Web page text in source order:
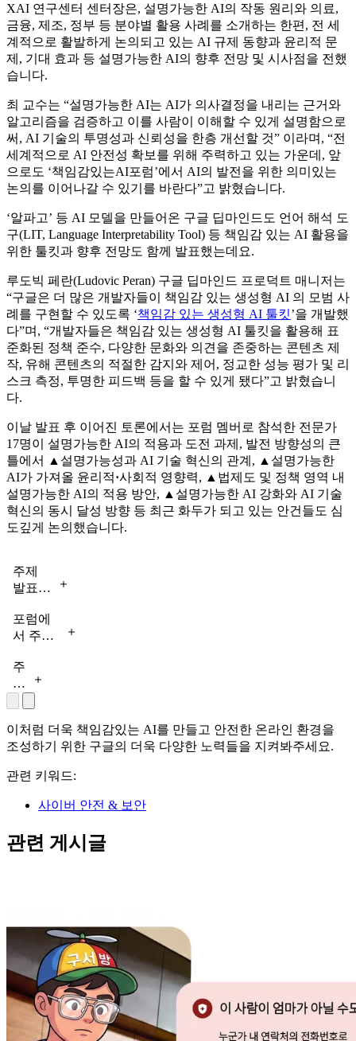
XAI 연구센터 센터장은, 설명가능한 AI의 작동 원리와 의료,
금융, 제조, 정부 등 분야별 활용 사례를 소개하는 한편, 전 세
계적으로 활발하게 논의되고 있는 AI 규제 동향과 윤리적 문
제, 기대 효과 등 설명가능한 AI의 향후 전망 및 시사점을 전했
습니다.
최 교수는 “설명가능한 AI는 AI가 의사결정을 내리는 근거와
알고리즘을 검증하고 이를 사람이 이해할 수 있게 설명함으로
써, AI 기술의 투명성과 신뢰성을 한층 개선할 것” 이라며, “전
세계적으로 AI 안전성 확보를 위해 주력하고 있는 가운데, 앞
으로도 ‘책임감있는AI포럼’에서 AI의 발전을 위한 의미있는
논의를 이어나갈 수 있기를 바란다”고 밝혔습니다.
‘알파고’ 등 AI 모델을 만들어온 구글 딥마인드도 언어 해석 도
구(LIT, Language Interpretability Tool) 등 책임감 있는 AI 활용을
위한 툴킷과 향후 전망도 함께 발표했는데요.
루도빅 페란(Ludovic Peran) 구글 딥마인드 프로덕트 매니저는
“구글은 더 많은 개발자들이 책임감 있는 생성형 AI 의 모범 사
례를 구현할 수 있도록 ‘책임감 있는 생성형 AI 툴킷’을 개발했
다”며, “개발자들은 책임감 있는 생성형 AI 툴킷을 활용해 표
준화된 정책 준수, 다양한 문화와 의견을 존중하는 콘텐츠 제
작, 유해 콘텐츠의 적절한 감지와 제어, 정교한 성능 평가 및 리
스크 측정, 투명한 피드백 등을 할 수 있게 됐다”고 밝혔습니
다.
이날 발표 후 이어진 토론에서는 포럼 멤버로 참석한 전문가
17명이 설명가능한 AI의 적용과 도전 과제, 발전 방향성의 큰
틀에서 ▲설명가능성과 AI 기술 혁신의 관계, ▲설명가능한
AI가 가져올 윤리적·사회적 영향력, ▲법제도 및 정책 영역 내
설명가능한 AI의 적용 방안, ▲설명가능한 AI 강화와 AI 기술
혁신의 동시 달성 방향 등 최근 화두가 되고 있는 안건들도 심
도깊게 논의했습니다.
주제
발표하
재식
KAIST
AI대
학원
KAIST
XAI
터 센
포럼에
서 주제
인 루도
빅 페란
구글 딥
마인드
트 매니
주
제
후
이
어
진
에
서
문
가
들
이
이처럼 더욱 책임감있는 AI를 만들고 안전한 온라인 환경을
조성하기 위한 구글의 더욱 다양한 노력들을 지켜봐주세요.
관련 키워드:
사이버 안전 & 보안
관련 게시글